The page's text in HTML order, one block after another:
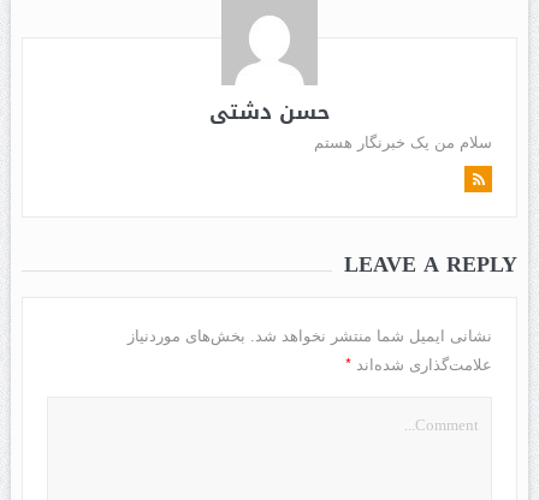
حسن دشتی
سلام من یک خبرنگار هستم
LEAVE A REPLY
نشانی ایمیل شما منتشر نخواهد شد. بخش‌های موردنیاز
علامت‌گذاری شده‌اند *